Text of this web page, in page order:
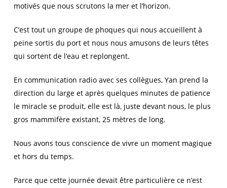
motivés que nous scrutons la mer et l’horizon.
C’est tout un groupe de phoques qui nous accueillent à
peine sortis du port et nous nous amusons de leurs têtes
qui sortent de l’eau et replongent.
En communication radio avec ses collègues, Yan prend la
direction du large et après quelques minutes de patience
le miracle se produit, elle est là, juste devant nous, le plus
gros mammifère existant, 25 mètres de long.
Nous avons tous conscience de vivre un moment magique
et hors du temps.
Parce que cette journée devait être particulière ce n’est